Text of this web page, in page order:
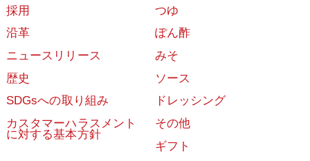
採用
沿革
ニュースリリース
歴史
SDGsへの取り組み
カスタマーハラスメント
に対する基本方針
つゆ
ぽん酢
みそ
ソース
ドレッシング
その他
ギフト